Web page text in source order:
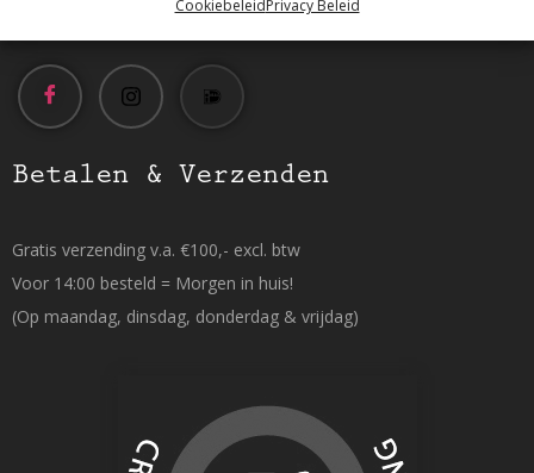
CookiebeleidPrivacy Beleid
Betalen & Verzenden
Gratis verzending v.a. €100,- excl. btw
Voor 14:00 besteld = Morgen in huis!
(Op maandag, dinsdag, donderdag & vrijdag)